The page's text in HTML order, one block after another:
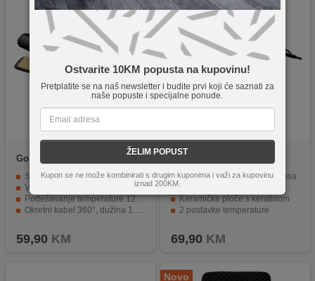
Ostvarite 10KM popusta na kupovinu!
Pretplatite se na naš newsletter i budite prvi koji će saznati za
naše popuste i specijalne ponude.
ŽELIM POPUST
Kupon se ne može kombinirati s drugim kuponima i važi za kupovinu
iznad 200KM.
Goldmaster
Melisa
Snaga 75W
Velike keramičke ploče obložene turmalinom
Podešavanje temperature 120° - 230°
Okretni kabel 360°, dužina 1.8 met.
59,90 KM
Glatka i sjajna njegovana kosa
Tehnologija ThermoProtect
Keramičke ploče s keratinom
2 postavke temperature
69,90 KM
Novo